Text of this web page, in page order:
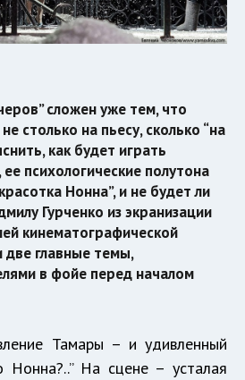
сложен уже тем, что
столько на пьесу, сколько “на
как будет играть
психологические полутона
Нонна”, и не будет ли
Гурченко из экранизации
кинематографической
две главные темы,
в фойе перед началом
Тамары – и удивленный
Нонна?..” На сцене – усталая